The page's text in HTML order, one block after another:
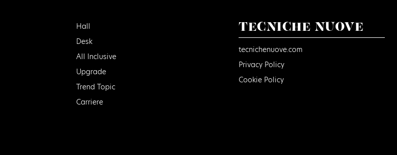
Hall
Desk
All Inclusive
Upgrade
Trend Topic
Carriere
TECNICHE NUOVE
tecnichenuove.com
Privacy Policy
Cookie Policy